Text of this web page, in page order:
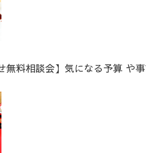
無料相談会】気になる予算 や